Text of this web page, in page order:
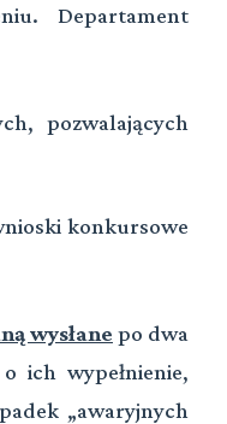
Departament
pozwalających
konkursowe
wysłane po dwa
ich wypełnienie,
„awaryjnych